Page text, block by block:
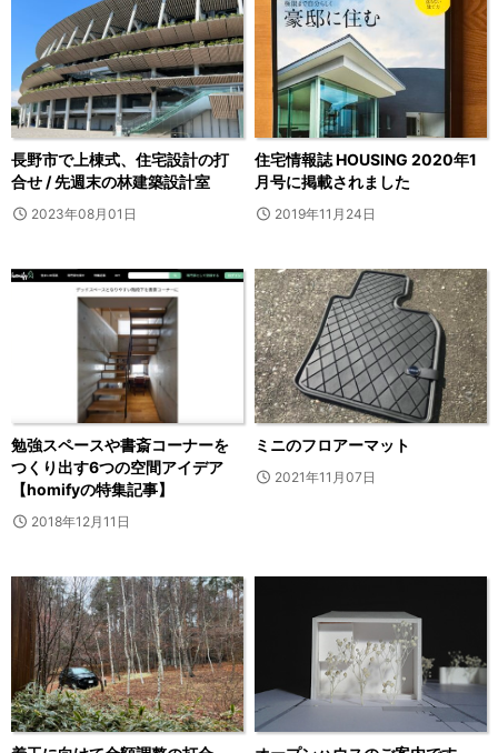
長野市で上棟式、住宅設計の打
合せ / 先週末の林建築設計室
2023年08月01日
住宅情報誌 HOUSING 2020年1
月号に掲載されました
2019年11月24日
勉強スペースや書斎コーナーを
つくり出す6つの空間アイデア
【homifyの特集記事】
2018年12月11日
ミニのフロアーマット
2021年11月07日